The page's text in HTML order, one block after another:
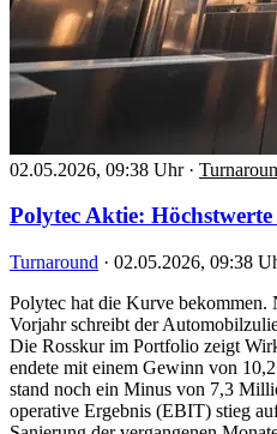
02.05.2026, 09:38 Uhr ·
Polytec Aktie:
Turnaround · 02.05.2026, 09:38
Polytec hat die Kurve bekommen.
Vorjahr schreibt der
Die Rosskur im Portfolio zeigt
endete mit einem Gewinn von
stand noch ein Minus von 7,3
operative Ergebnis (EBIT) stieg